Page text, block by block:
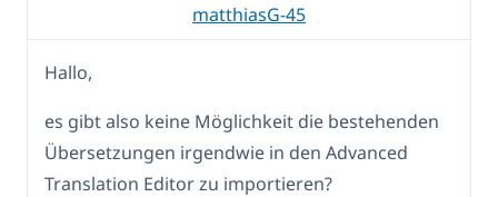
matthiasG-45
Hallo,
es gibt also keine Möglichkeit die bestehenden
Übersetzungen irgendwie in den Advanced
Translation Editor zu importieren?